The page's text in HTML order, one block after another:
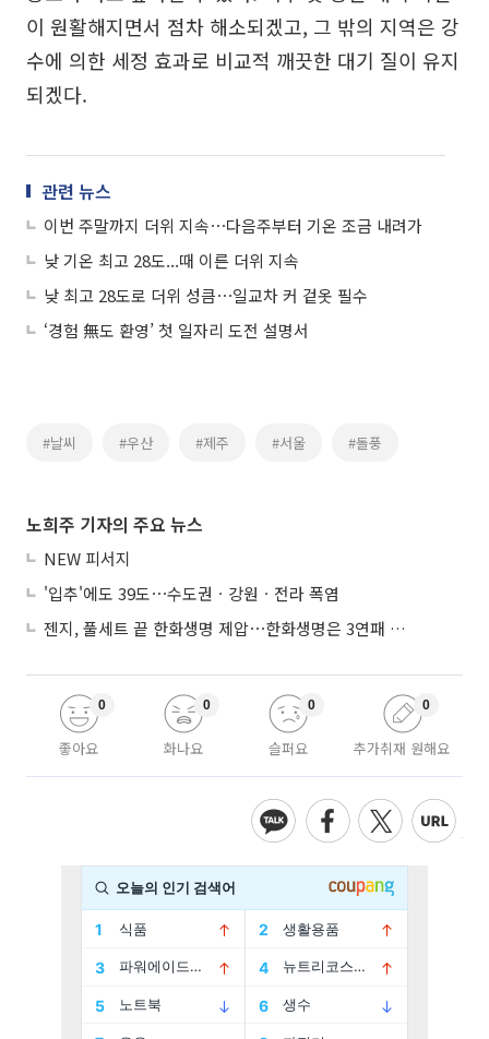
이 원활해지면서 점차 해소되겠고, 그 밖의 지역은 강
수에 의한 세정 효과로 비교적 깨끗한 대기 질이 유지
되겠다.
관련 뉴스
이번 주말까지 더위 지속⋯다음주부터 기온 조금 내려가
낮 기온 최고 28도...때 이른 더위 지속
낮 최고 28도로 더위 성큼⋯일교차 커 겉옷 필수
‘경험 無도 환영’ 첫 일자리 도전 설명서
#날씨 #우산 #제주 #서울 #돌풍
노희주 기자의 주요 뉴스
NEW 피서지
'입추'에도 39도⋯수도권ㆍ강원ㆍ전라 폭염
젠지, 풀세트 끝 한화생명 제압⋯한화생명은 3연패 수렁
좋아요
0
화나요
0
슬퍼요
0
추가취재 원해요
0